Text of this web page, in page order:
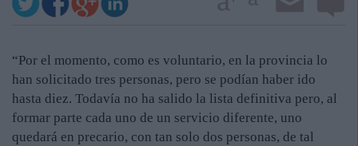
“Por el momento, como es voluntario, en la provincia lo
han solicitado tres personas, pero se podían haber ido
hasta diez. Todavía no ha salido la lista definitiva pero, al
formar parte cada uno de un servicio diferente, uno
quedará en precario, con tan solo dos personas, de tal